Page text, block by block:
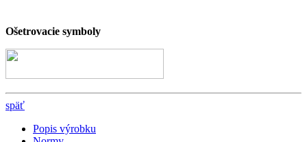
Ošetrovacie symboly
späť
Popis výrobku